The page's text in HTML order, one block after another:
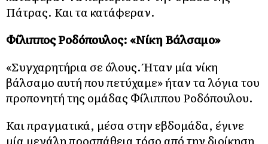
Πάτρας. Και τα κατάφεραν.
Φίλιππος Ροδόπουλος: «Νίκη Βάλσαμο»
«Συγχαρητήρια σε όλους. Ήταν μία νίκη
βάλσαμο αυτή που πετύχαμε» ήταν τα λόγια του
προπονητή της ομάδας Φίλιππου Ροδόπουλου.
Και πραγματικά, μέσα στην εβδομάδα, έγινε
μία μεγάλη προσπάθεια τόσο από την διοίκηση